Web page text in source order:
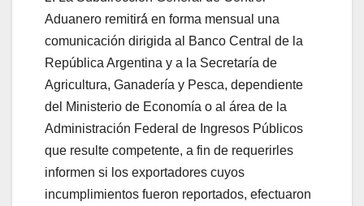
Aduanero remitirá́ en forma mensual una
comunicación dirigida al Banco Central de la
República Argentina y a la Secretaría de
Agricultura, Ganadería y Pesca, dependiente
del Ministerio de Economía o al área de la
Administración Federal de Ingresos Públicos
que resulte competente, a fin de requerirles
informen si los exportadores cuyos
incumplimientos fueron reportados, efectuaron